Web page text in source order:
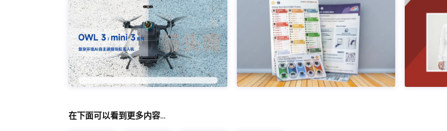
在下面可以看到更多内容…